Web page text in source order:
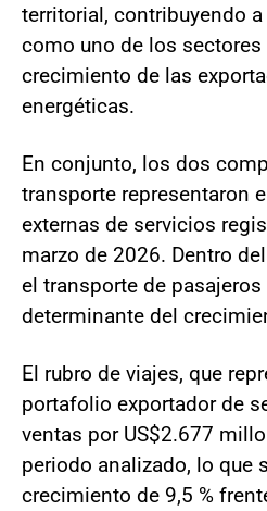
territorial, contribuyendo
como uno de los sectores
crecimiento de las
energéticas.
En conjunto, los dos
transporte representaron
externas de servicios
marzo de 2026. Dentro
el transporte de
determinante del
El rubro de viajes, que
portafolio exportador de
ventas por US$2.677
periodo analizado, lo que
crecimiento de 9,5 %